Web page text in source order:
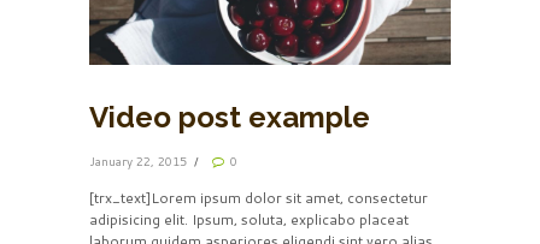
Video post example
January 22, 2015 0
[trx_text]Lorem ipsum dolor sit amet, consectetur
adipisicing elit. Ipsum, soluta, explicabo placeat